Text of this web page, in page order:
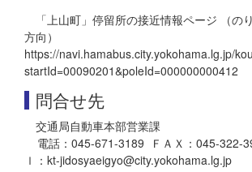
「上山町」停留所の接近情報ページ （の
方向）
https://navi.hamabus.city.yokohama.lg.jp/
startId=00090201&poleId=000000000412
問合せ先
交通局自動車本部営業課
電話：045-671-3189 ＦＡＸ：045-322-
ｌ：kt-jidosyaeigyo@city.yokohama.lg.jp